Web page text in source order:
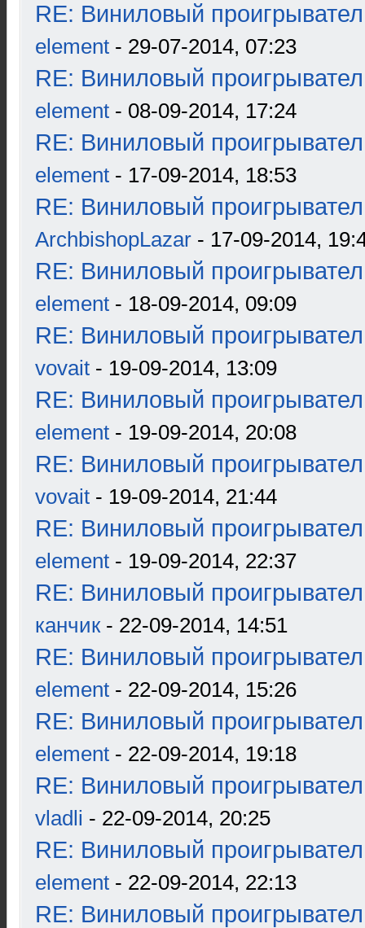
RE: Виниловый
element - 29-07-2014, 07:23
RE: Виниловый
element - 08-09-2014, 17:24
RE: Виниловый
element - 17-09-2014, 18:53
RE: Виниловый
ArchbishopLazar - 17-09-2014,
RE: Виниловый
element - 18-09-2014, 09:09
RE: Виниловый
vovait - 19-09-2014, 13:09
RE: Виниловый
element - 19-09-2014, 20:08
RE: Виниловый
vovait - 19-09-2014, 21:44
RE: Виниловый
element - 19-09-2014, 22:37
RE: Виниловый
канчик- 22-09-2014, 14:51
RE: Виниловый
element - 22-09-2014, 15:26
RE: Виниловый
element - 22-09-2014, 19:18
RE: Виниловый
vladli - 22-09-2014, 20:25
RE: Виниловый
element - 22-09-2014, 22:13
RE: Виниловый